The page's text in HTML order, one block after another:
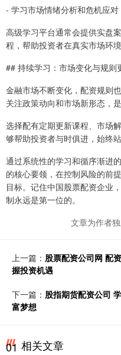
- 学习市场情绪分析和危机应对
高级学习平台通常会提供实盘
程，帮助投资者在真实市场环境
## 持续学习：市场变化与规则
金融市场不断变化，配资规则
关注政策动向和市场新形态，
选择配有定期更新课程、市场
够帮助投资者与时俱进，始终
通过系统性的学习和循序渐进
的核心要领，在控制风险的前
目标。记住中国股票配资企业
制永远是第一位的。
文章为作者
上一篇： 股票配资公司网 配
握投资机遇
下一篇： 股指期货配资公司
富梦想
01 相关文章